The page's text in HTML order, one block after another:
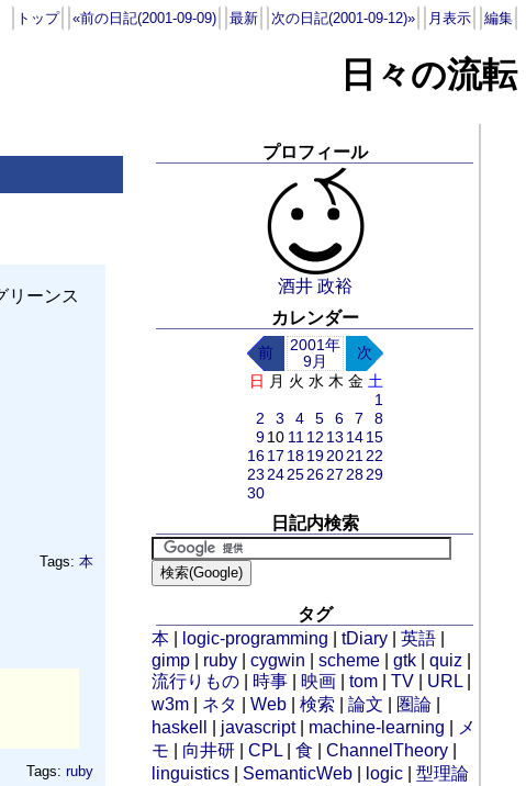
トップ «前の日記(2001-09-09) 最新 次の日記(2001-09-12)» 月表示 編集
日々の流転
リーンス
Tags: 本
Tags: ruby
プロフィール
酒井 政裕
カレンダー
前
2001年
9月
次
日 月 火 水 木 金 土
1
2
3 4 5 6 7
8
9 10 11 12 13 14 15
16 17 18 19 20 21 22
23 24 25 26 27 28 29
30
日記内検索
タグ
本
logic-programming |tDiary |英語
gimp
ruby |cygwin |scheme |gtk |quiz
流行りもの
時事 映画 |tom |TV URL
w3m
ネタ |Web |検索 |論文 圏論
haskell
javascript| machine-learning
メ
モ
向井研 |CPL |食 |ChannelTheory
linguistics
SemanticWeb logic |型理論